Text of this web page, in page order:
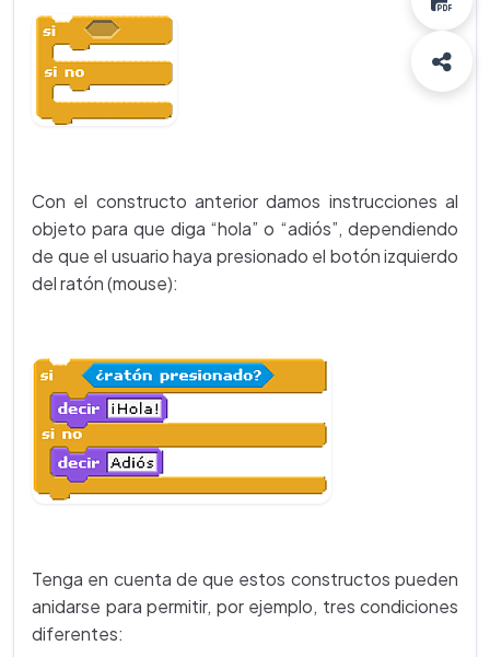
Con el constructo anterior damos instrucciones al
objeto para que diga “hola” o “adiós”, dependiendo
de que el usuario haya presionado el botón izquierdo
del ratón (mouse):
Tenga en cuenta de que estos constructos pueden
anidarse para permitir, por ejemplo, tres condiciones
diferentes: